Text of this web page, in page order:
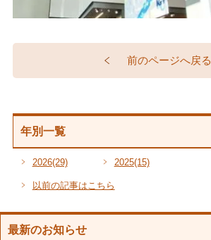
前のページへ戻る
年別一覧
2026(29) 2025(15)
以前の記事はこちら
最新のお知らせ